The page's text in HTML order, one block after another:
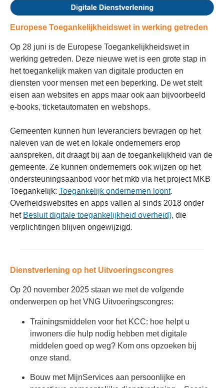
Europese Toegankelijkheidswet in werking getreden
Op 28 juni is de Europese Toegankelijkheidswet in
werking getreden. Deze nieuwe wet is een grote stap in
het toegankelijk maken van digitale producten en
diensten voor mensen met een beperking. De wet stelt
eisen aan websites en apps maar ook aan bijvoorbeeld
e-books, ticketautomaten en webshops.
Gemeenten kunnen hun leveranciers bevragen op het
naleven van de wet en lokale ondernemers erop
aanspreken, dit draagt bij aan de toegankelijkheid van de
gemeente. Ze kunnen ondernemers ook wijzen op het
ondersteuningsaanbod voor het mkb via het project MKB
Toegankelijk: Toegankelijk ondernemen loont.
Overheidswebsites en apps vallen al sinds 2018 onder
het Besluit digitale toegankelijkheid overheid), die
verplichtingen blijven ongewijzigd.
Dienstverlening op het Uitvoeringscongres
Op 20 november 2025 staan we met de volgende
onderwerpen op het VNG Uitvoeringscongres:
Trainingsmiddelen voor het KCC: hoe helpt u
inwoners die hulp nodig hebben met digitale
middelen goed op weg? Kom ons opzoeken bij
onze stand.
Bouw met MijnServices aan persoonlijke en